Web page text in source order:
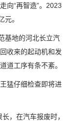
向“再智造”。2023
。
地的河北长立汽
收来的起动机和发
道工序有条不紊。
猛仔细检查即将进
，在汽车报废时，